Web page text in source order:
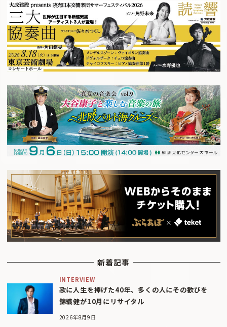
新着記事
INTERVIEW
歌に人生を捧げた40年、多くの人にその歓びを
錦織健が10月にリサイタル
2026年8月9日